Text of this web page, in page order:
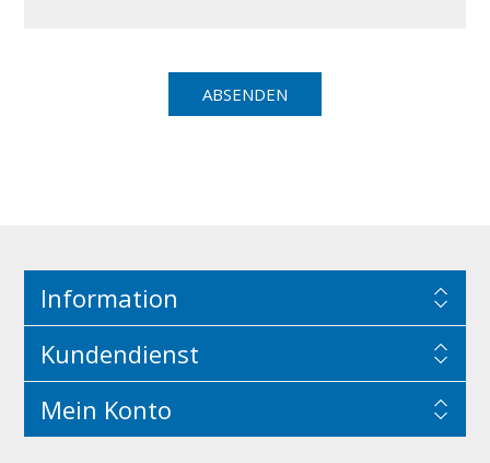
Information
Kundendienst
Mein Konto